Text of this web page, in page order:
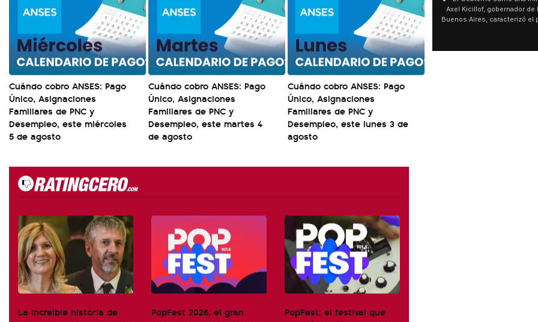
Cuándo cobro ANSES: Pago
Único, Asignaciones
Familiares de PNC y
Desempleo, este miércoles
5 de agosto
Cuándo cobro ANSES: Pago
Único, Asignaciones
Familiares de PNC y
Desempleo, este martes 4
de agosto
Cuándo cobro ANSES: Pago
Único, Asignaciones
Familiares de PNC y
Desempleo, este lunes 3 de
agosto
La increíble historia de
PopFest 2026, el gran
PopFest: el festival que
Axel Kicillof, gobernador de la Provincia de
Buenos Aires, caracterizó el proyecto de Ley
de Inviolabilidad de la Propiedad Privada
como "una lista sábana con temas nefastos"
y destacó "la movilización popular". 📌 La
declaración fue desde el santuario de San
que también está endeudada".
miles de peregrinos
de Buenos Aires
agua y soportó las
últimos días: "Son